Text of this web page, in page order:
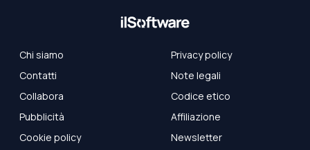
Chi siamo
Contatti
Collabora
Pubblicità
Cookie policy
Privacy policy
Note legali
Codice etico
Affiliazione
Newsletter